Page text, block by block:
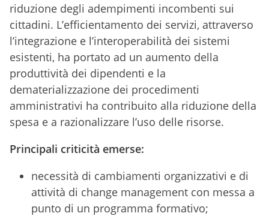
riduzione degli adempimenti incombenti sui
cittadini. L’efficientamento dei servizi, attraverso
l’integrazione e l’interoperabilità dei sistemi
esistenti, ha portato ad un aumento della
produttività dei dipendenti e la
dematerializzazione dei procedimenti
amministrativi ha contribuito alla riduzione della
spesa e a razionalizzare l’uso delle risorse.
Principali criticità emerse:
necessità di cambiamenti organizzativi e di
attività di change management con messa a
punto di un programma formativo;